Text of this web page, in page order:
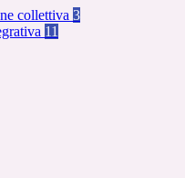
collettiva 3
11